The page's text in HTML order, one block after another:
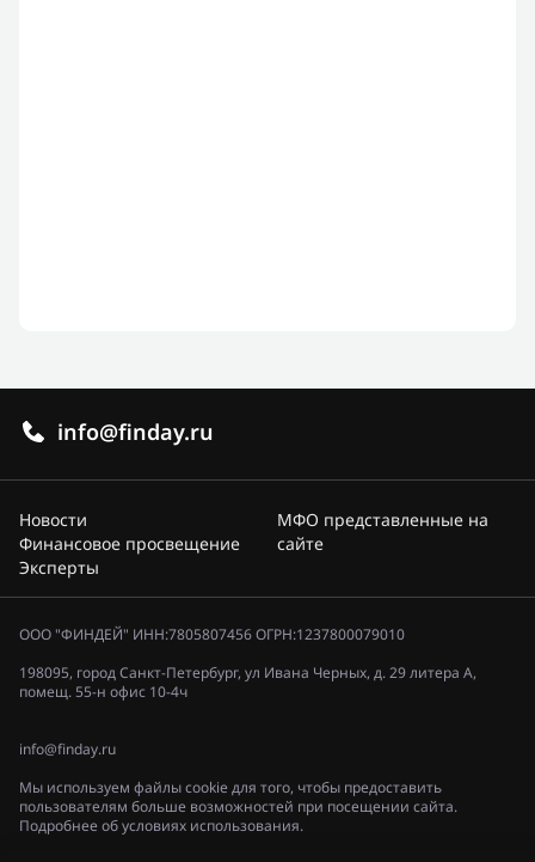
info@finday.ru
Новости
Финансовое просвещение
Эксперты
МФО представленные на
сайте
ООО "ФИНДЕЙ" ИНН:7805807456 ОГРН:1237800079010
198095, город Санкт-Петербург, ул Ивана Черных, д. 29 литера А,
помещ. 55-н офис 10-4ч
info@finday.ru
Мы используем файлы cookie для того, чтобы предоставить
пользователям больше возможностей при посещении сайта.
Подробнее об условиях использования.